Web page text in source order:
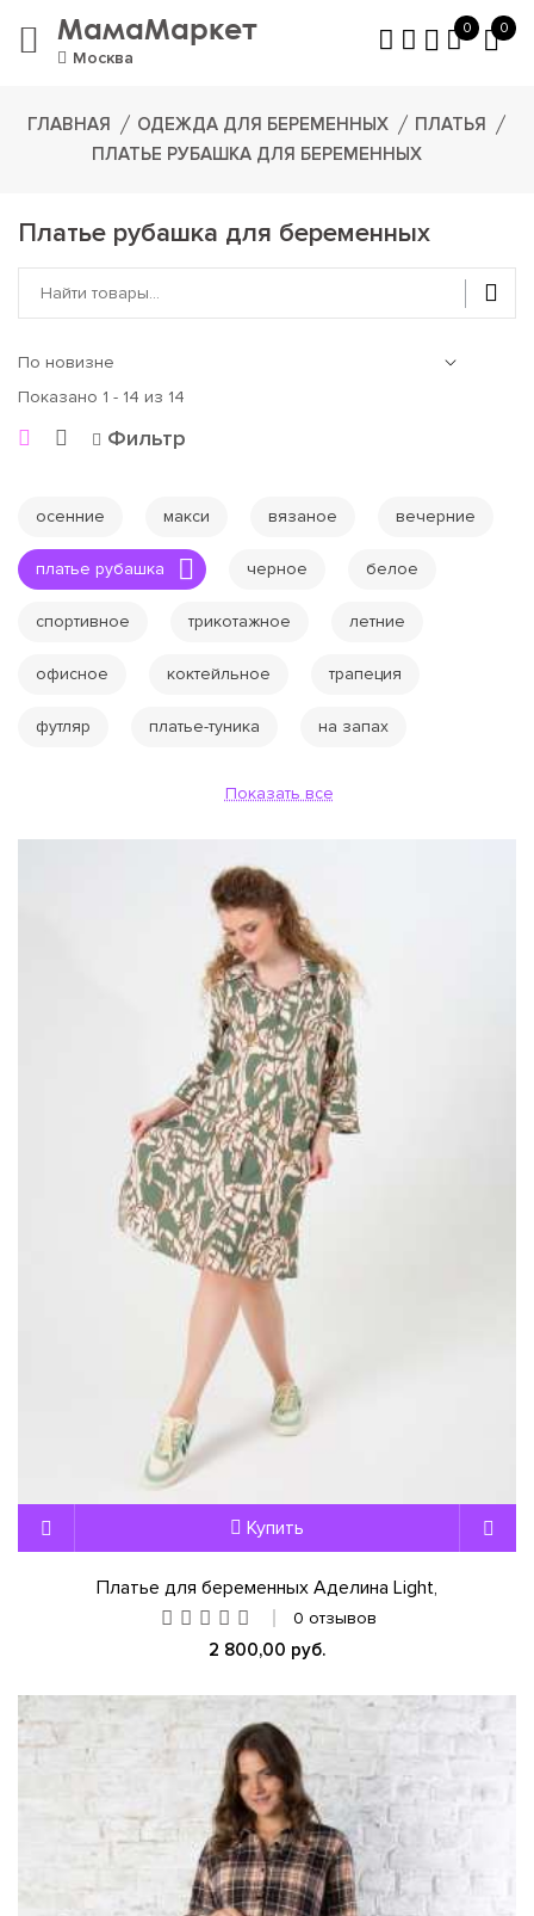
МамаМаркет
Москва
0 0
ГЛАВНАЯ ОДЕЖДА ДЛЯ БЕРЕМЕННЫХ
ПЛАТЬЯ
ПЛАТЬЕ РУБАШКА ДЛЯ БЕРЕМЕННЫХ
Платье рубашка для беременных
Показано 1 - 14 из 14
Фильтр
осенние макси вязаное вечерние
платье рубашка черное белое
спортивное трикотажное летние
офисное коктейльное трапеция
футляр платье-туника на запах
Показать все
Купить
Платье для беременных Аделина Light,
0 отзывов
2 800,00 руб.